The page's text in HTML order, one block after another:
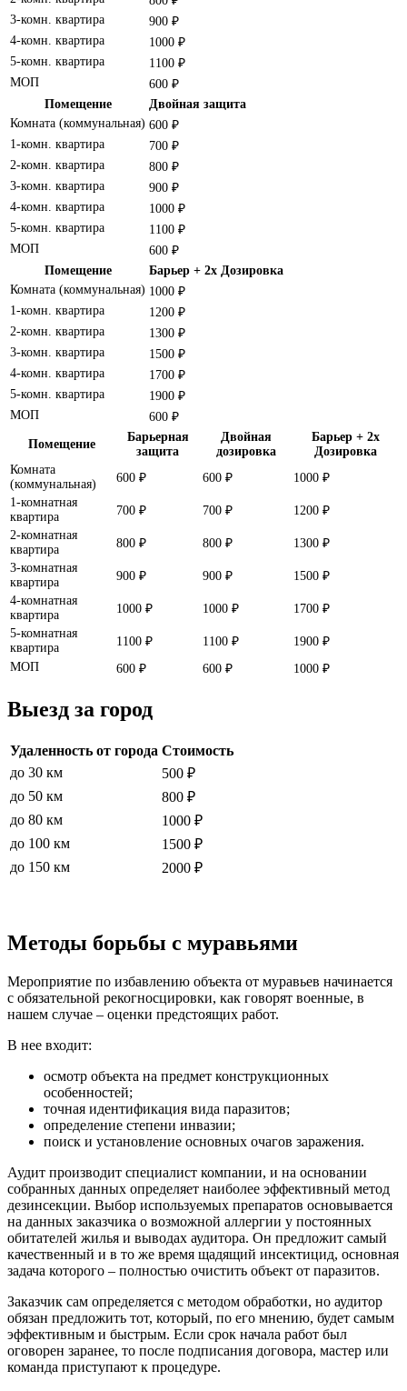
3-комн. квартира
900 ₽
4-комн. квартира
1000 ₽
5-комн. квартира
1100 ₽
МОП
600 ₽
Помещение
Двойная защита
Комната (коммунальная) 600 ₽
1-комн. квартира
700 ₽
2-комн. квартира
800 ₽
3-комн. квартира
900 ₽
4-комн. квартира
1000 ₽
5-комн. квартира
1100 ₽
МОП
600 ₽
Помещение
Барьер + 2x Дозировка
Комната (коммунальная) 1000 ₽
1-комн. квартира
1200 ₽
2-комн. квартира
1300 ₽
3-комн. квартира
1500 ₽
4-комн. квартира
1700 ₽
5-комн. квартира
1900 ₽
МОП
600 ₽
Помещение
Барьерная
защита
Двойная
дозировка
Барьер + 2x
Дозировка
Комната
(коммунальная)
600 ₽ 600 ₽
1000 ₽
1-комнатная
квартира
700 ₽ 700 ₽
1200 ₽
2-комнатная
квартира
800 ₽ 800 ₽
1300 ₽
3-комнатная
квартира
900 ₽ 900 ₽
1500 ₽
4-комнатная
квартира
1000 ₽ 1000 ₽
1700 ₽
5-комнатная
квартира
1100 ₽ 1100 ₽
1900 ₽
МОП
600 ₽ 600 ₽ 1000 ₽
Выезд за город
Удаленность от города Стоимость
до 30 км
500 ₽
до 50 км
800 ₽
до 80 км
1000 ₽
до 100 км
1500 ₽
до 150 км
2000 ₽
Методы борьбы с муравьями
Мероприятие по избавлению объекта от муравьев начинается
с обязательной рекогносцировки, как говорят военные, в
нашем случае – оценки предстоящих работ.
В нее входит:
осмотр объекта на предмет конструкционных
особенностей;
точная идентификация вида паразитов;
определение степени инвазии;
поиск и установление основных очагов заражения.
Аудит производит специалист компании, и на основании
собранных данных определяет наиболее эффективный метод
дезинсекции. Выбор используемых препаратов основывается
на данных заказчика о возможной аллергии у постоянных
обитателей жилья и выводах аудитора. Он предложит самый
качественный и в то же время щадящий инсектицид, основная
задача которого – полностью очистить объект от паразитов.
Заказчик сам определяется с методом обработки, но аудитор
обязан предложить тот, который, по его мнению, будет самым
эффективным и быстрым. Если срок начала работ был
оговорен заранее, то после подписания договора, мастер или
команда приступают к процедуре.